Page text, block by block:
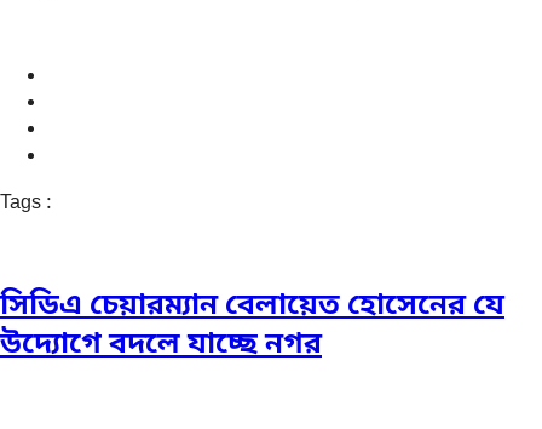
Tags :
সিডিএ চেয়ারম্যান বেলায়েত হোসেনের যে
উদ্যোগে বদলে যাচ্ছে নগর